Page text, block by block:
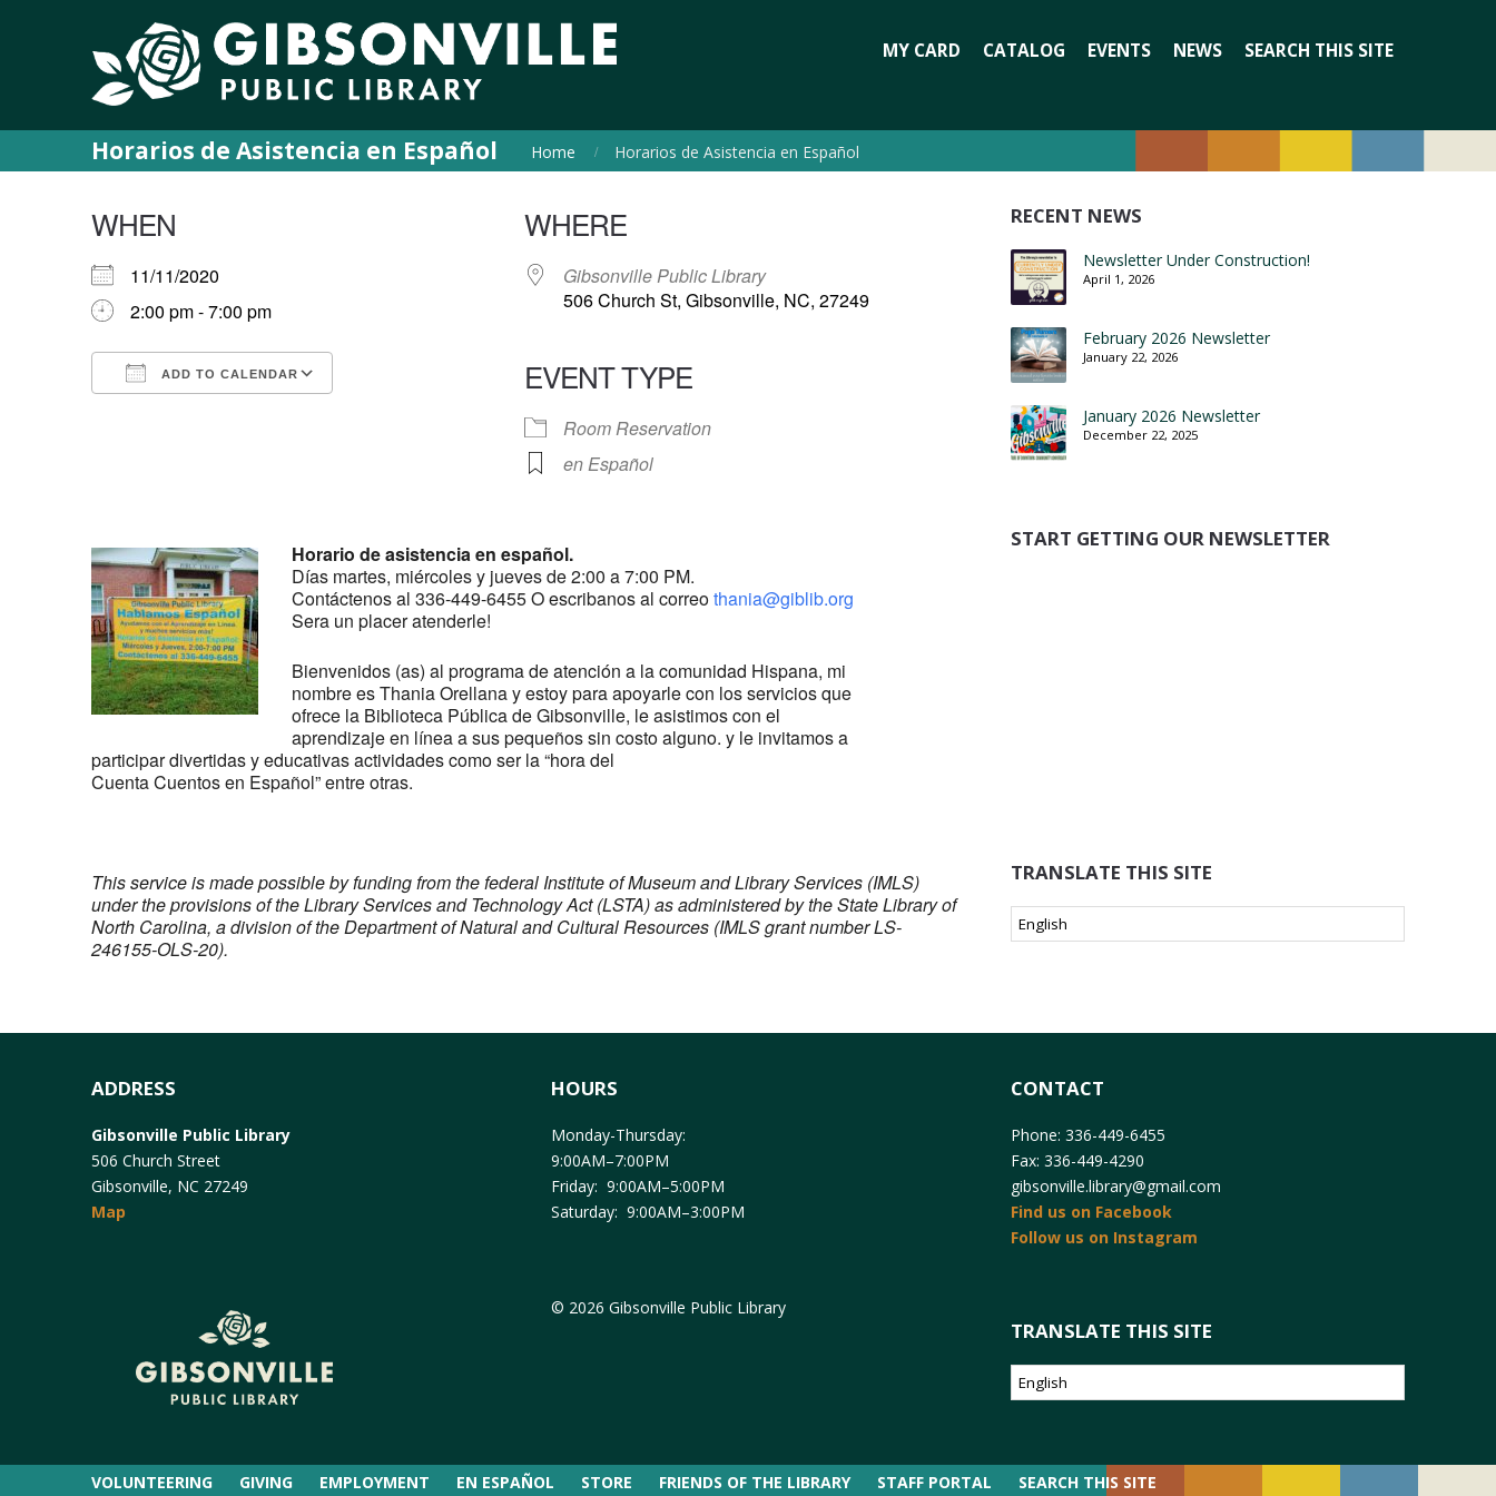
MY CARD CATALOG EVENTS NEWS SEARCH THIS SITE
Horarios de Asistencia en Español Home Horarios de Asistencia en Español
WHEN
11/11/2020
2:00 pm - 7:00 pm
ADD TO CALENDAR
WHERE
Gibsonville Public Library
506 Church St, Gibsonville, NC, 27249
EVENT TYPE
Room Reservation
en Español
Horario de asistencia en español.
Días martes, miércoles y jueves de 2:00 a 7:00 PM.
Contáctenos al 336-449-6455 O escribanos al correothania@giblib.org
Sera un placer atenderle!
Bienvenidos (as) al programa de atención a la comunidad Hispana, mi
nombre es Thania Orellana y estoy para apoyarle con los servicios que
ofrece la Biblioteca Pública de Gibsonville, le asistimos con el
aprendizaje en línea a sus pequeños sin costo alguno. y le invitamos a
participar divertidas y educativas actividades como ser la “hora del
Cuenta Cuentos en Español” entre otras.
This service is made possible by funding from the federal Institute of Museum and Library Services (IMLS)
under the provisions of the Library Services and Technology Act (LSTA) as administered by the State Library of
North Carolina, a division of the Department of Natural and Cultural Resources (IMLS grant number LS-
246155-OLS-20).
RECENT NEWS
Newsletter Under Construction!
April 1, 2026
February 2026 Newsletter
January 22, 2026
January 2026 Newsletter
December 22, 2025
START GETTING OUR NEWSLETTER
TRANSLATE THIS SITE
ADDRESS
Gibsonville Public Library
506 Church Street
Gibsonville, NC 27249
Map
HOURS
Monday-Thursday:
9:00AM–7:00PM
Friday: 9:00AM–5:00PM
Saturday: 9:00AM–3:00PM
© 2026 Gibsonville Public Library
CONTACT
Phone: 336-449-6455
Fax: 336-449-4290
gibsonville.library@gmail.com
Find us on Facebook
Follow us on Instagram
TRANSLATE THIS SITE
VOLUNTEERING GIVING EMPLOYMENT EN ESPAÑOL STORE FRIENDS OF THE LIBRARY STAFF PORTAL SEARCH THIS SITE